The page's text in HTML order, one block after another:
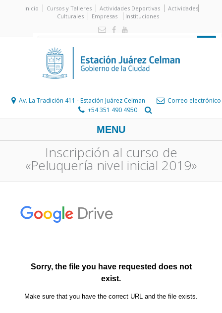
Inicio Cursos y Talleres Actividades Deportivas
Actividades
Culturales
Empresas Instituciones
Av. La Tradición 411 - Estación Juárez Celman
Correo electrónico
+54 351 490 4950
MENU
Inscripción al curso de
«Peluquería nivel inicial 2019»